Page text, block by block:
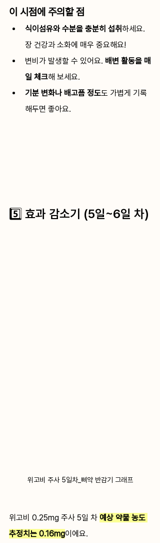
이 시점에 주의할 점
식이섬유와 수분을 충분히 섭취하세요.
장 건강과 소화에 매우 중요해요!
변비가 발생할 수 있어요. 배변 활동을 매
일 체크해 보세요.
기분 변화나 배고픔 정도도 가볍게 기록
해두면 좋아요.
5️⃣ 효과 감소기 (5일~6일 차)
위고비 주사 5일차_삐약 반감기 그래프
위고비 0.25mg 주사 5일 차 예상 약물 농도
추정치는 0.16mg이에요.